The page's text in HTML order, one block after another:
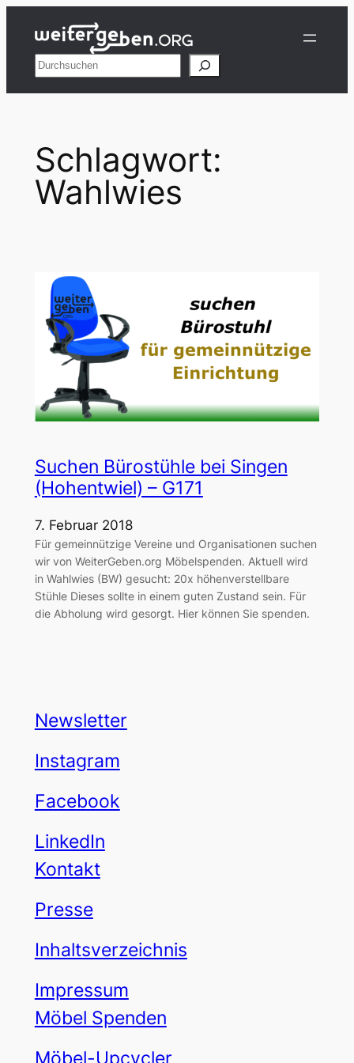
Inhalt
springenSuchen
Schlagwort:
Wahlwies
Suchen Bürostühle bei Singen
(Hohentwiel) – G171
7. Februar 2018
Für gemeinnützige Vereine und Organisationen suchen
wir von WeiterGeben.org Möbelspenden. Aktuell wird
in Wahlwies (BW) gesucht: 20x höhenverstellbare
Stühle Dieses sollte in einem guten Zustand sein. Für
die Abholung wird gesorgt. Hier können Sie spenden.
Newsletter
Instagram
Facebook
LinkedIn
Kontakt
Presse
Inhaltsverzeichnis
Impressum
Möbel Spenden
Möbel-Upcycler